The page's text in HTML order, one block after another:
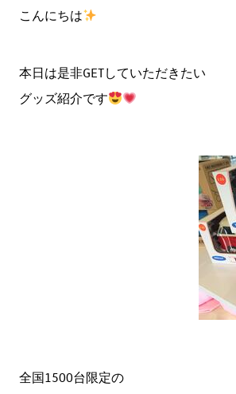
こんにちは
本日は是非GETしていただきたい
グッズ紹介です
全国1500台限定の